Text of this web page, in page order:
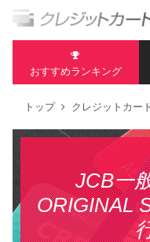
おすすめランキング
トップ クレジットカー
JCB一
ORIGINAL